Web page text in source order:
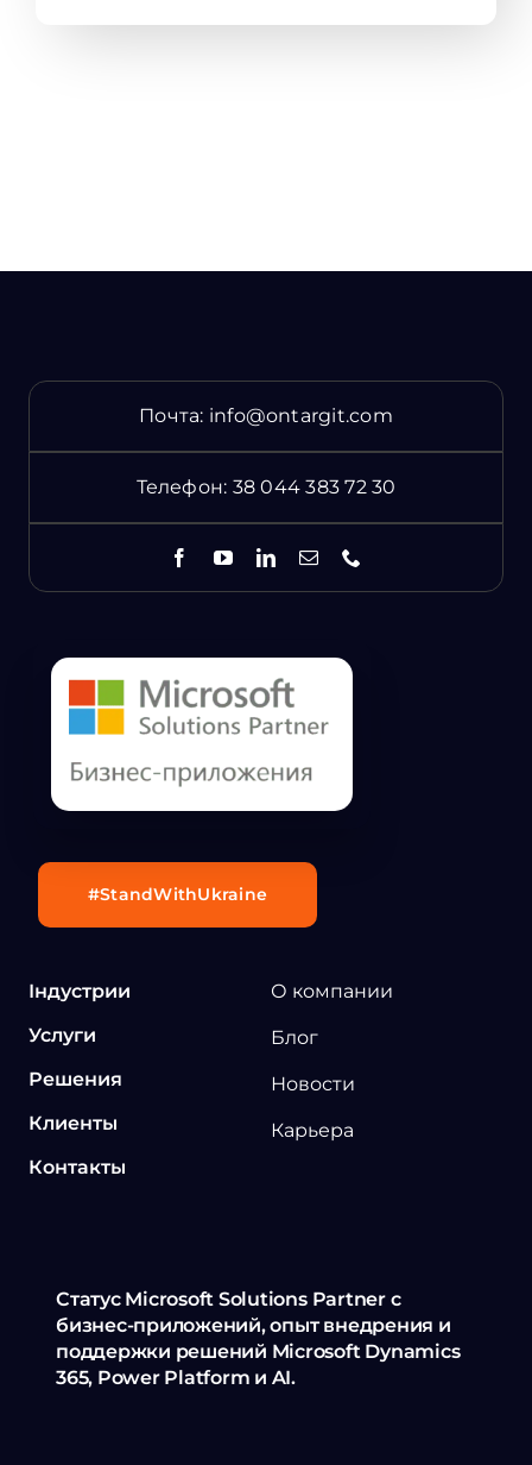
Почта: info@ontargit.com
Телефон: 38 044 383 72 30
Індустрии
Услуги
Решения
Клиенты
Контакты
О компании
Блог
Новости
Карьера
Статус Microsoft Solutions Partner с
бизнес-приложений, опыт внедрения и
поддержки решений Microsoft Dynamics
365, Power Platform и AI.
#StandWithUkraine